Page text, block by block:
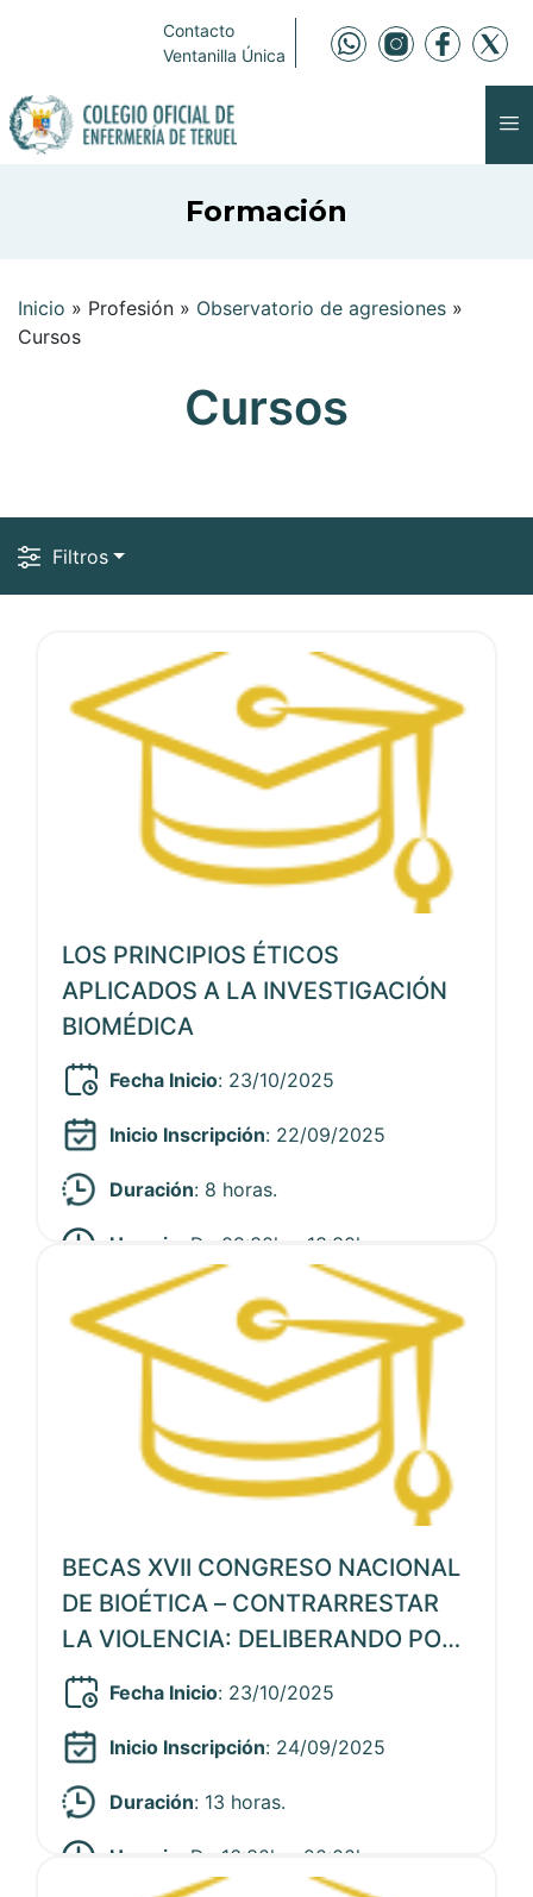
Contacto
Ventanilla Única
Formación
Inicio » Profesión » Observatorio de agresiones »
Cursos
Cursos
Filtros
LOS PRINCIPIOS ÉTICOS
APLICADOS A LA INVESTIGACIÓN
BIOMÉDICA
Fecha Inicio: 23/10/2025
Inicio Inscripción: 22/09/2025
Duración: 8 horas.
Horario : De 09:30h a 13:30h
BECAS XVII CONGRESO NACIONAL
DE BIOÉTICA – CONTRARRESTAR
LA VIOLENCIA: DELIBERANDO POR
UN CUIDADO RESPONSBLE
Fecha Inicio: 23/10/2025
Inicio Inscripción: 24/09/2025
Duración: 13 horas.
Horario : De 16:30h a 20:00h